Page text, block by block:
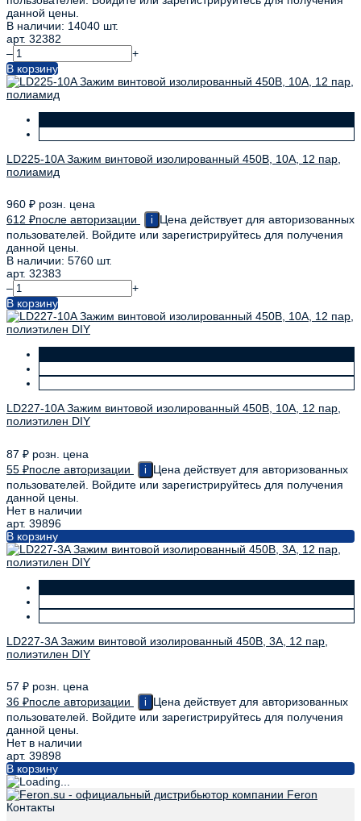
данной цены.
В наличии: 14040 шт.
арт. 32382
–
+
В корзину
LD225-10A Зажим винтовой изолированный 450В, 10А, 12 пар,
полиамид
960 ₽ розн. цена
612 ₽после авторизации i
Цена действует для авторизованных
пользователей. Войдите или зарегистрируйтесь для получения
данной цены.
В наличии: 5760 шт.
арт. 32383
–
+
В корзину
LD227-10A Зажим винтовой изолированный 450В, 10А, 12 пар,
полиэтилен DIY
87 ₽ розн. цена
55 ₽после авторизации i
Цена действует для авторизованных
пользователей. Войдите или зарегистрируйтесь для получения
данной цены.
Нет в наличии
арт. 39896
В корзину
LD227-3A Зажим винтовой изолированный 450В, 3А, 12 пар,
полиэтилен DIY
57 ₽ розн. цена
36 ₽после авторизации i
Цена действует для авторизованных
пользователей. Войдите или зарегистрируйтесь для получения
данной цены.
Нет в наличии
арт. 39898
В корзину
Контакты